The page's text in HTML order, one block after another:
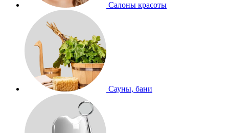
Салоны красоты
Сауны, бани